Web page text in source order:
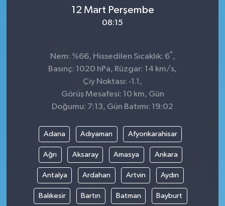
12 Mart Perşembe
08:15
Nem: %66, Hissedilen Sıcaklık: 6°,
Basınç: 1020 hPa, Rüzgar: 14 km/s,
Çiy Noktası: -1.1,
Görüş Mesafesi: 10 km, Gün
Doğumu: 7:13, Gün Batımı: 19:02
Adana Adıyaman Afyonkarahisar
Ağrı Aksaray Amasya Ankara
Antalya Ardahan Artvin Aydın
Balıkesir Bartın Batman Bayburt